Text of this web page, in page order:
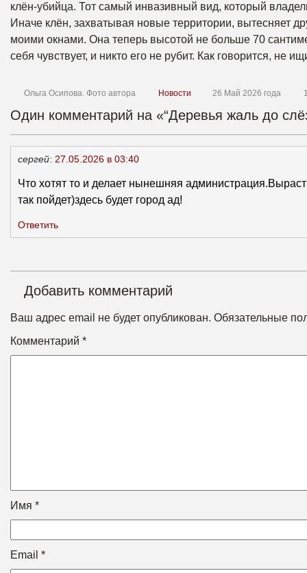
клён-убийца. Тот самый инвазивный вид, который
Иначе клён, захватывая новые территории, вытесняет
моими окнами. Она теперь высотой не больше 70
себя чувствует, и никто его не рубит. Как говорится, не
Ольга Осипова. Фото автора Новости 26 Май 2026 года
Один комментарий на «“Деревья жаль до
сергей: 27.05.2026 в 03:40
Что хотят то и делает нынешняя
так пойдет)здесь будет город ад!
Ответить
Добавить комментарий
Ваш адрес email не будет опубликован. Обязательные
Комментарий *
Имя *
Email *